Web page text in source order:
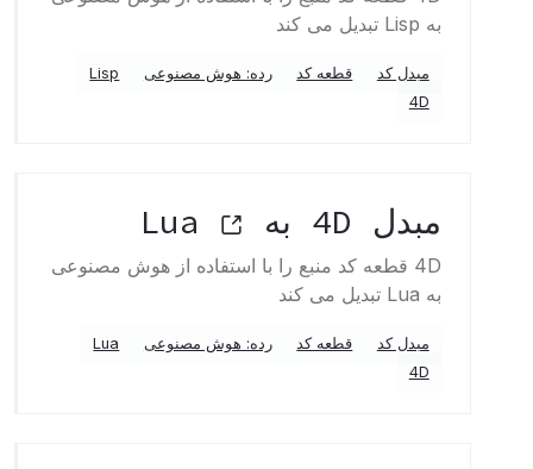
به Lisp تبدیل می کند
مبدل کد قطعه کد رده: هوش مصنوعی
Lisp
4D
مبدل 4D به Lua
4D قطعه کد منبع را با استفاده از هوش مصنوعی
به Lua تبدیل می کند
مبدل کد قطعه کد رده: هوش مصنوعی
Lua
4D